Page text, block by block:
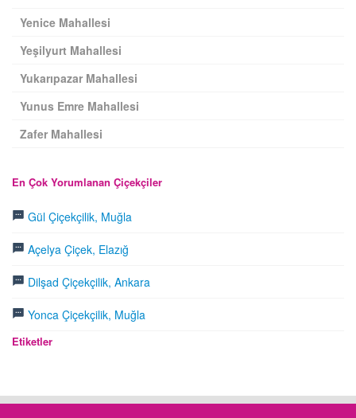
Yenice Mahallesi
Yeşilyurt Mahallesi
Yukarıpazar Mahallesi
Yunus Emre Mahallesi
Zafer Mahallesi
En Çok Yorumlanan Çiçekçiler
Gül Çiçekçilik, Muğla
Açelya Çiçek, Elazığ
Dilşad Çiçekçilik, Ankara
Yonca Çiçekçilik, Muğla
Etiketler